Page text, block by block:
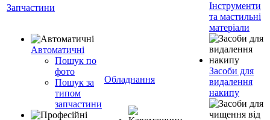
Запчастини
Автоматичні
Пошук по
фото
Пошук за
типом
запчастини
Обладнання
Інструменти
та мастильні
матеріали
Засоби для
видалення
накипу